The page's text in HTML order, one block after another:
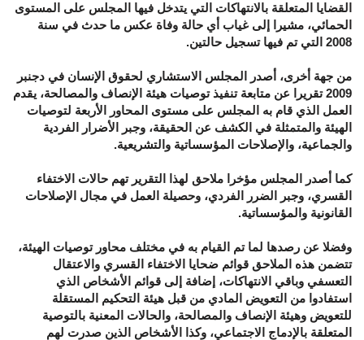
القضايا المتعلقة بالانتهاكات التي يتدخل فيها المجلس على المستوى
الحمائي، مشيرا إلى غياب أي حالة وفاة عكس ما حدث في سنة
2008 التي تم فيها تسجيل حالتين.
من جهة أخرى، أصدر المجلس الاستشاري لحقوق الإنسان في دجنبر
2009 تقريرا عن متابعة تنفيذ توصيات هيئة الإنصاف والمصالحة، يقدم
العمل الذي قام به المجلس على مستوى المحاور الأربعة لتوصيات
الهيئة والمتمثلة في الكشف عن الحقيقة، وجبر الأضرار الفردية
والجماعية، والإصلاحات المؤسساتية والتشريعية.
كما أصدر المجلس مؤخرا ملاحق لهذا التقرير تهم حالات الاختفاء
القسري، وجبر الضرر الفردي، وحصيلة العمل في مجال الإصلاحات
القانونية والمؤسساتية.
وفضلا عن رصدها لما تم القيام به في مختلف محاور توصيات الهيئة،
تتضمن هذه الملاحق قوائم ضحايا الاختفاء القسري والاعتقال
التعسفي وباقي الانتهاكات، إضافة إلى قوائم الأشخاص الذي
استفادوا من التعويض المادي من قبل هيئة التحكيم المستقلة
للتعويض وهيئة الإنصاف والمصالحة، والحالات المعنية بالتوصية
المتعلقة بالإدماج الاجتماعي، وكذا الأشخاص الذين صدرت لهم